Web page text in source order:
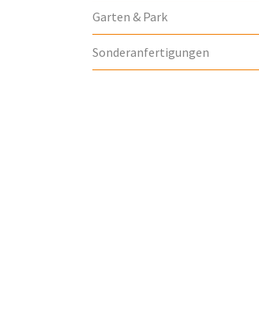
Garten & Park
Sonderanfertigungen